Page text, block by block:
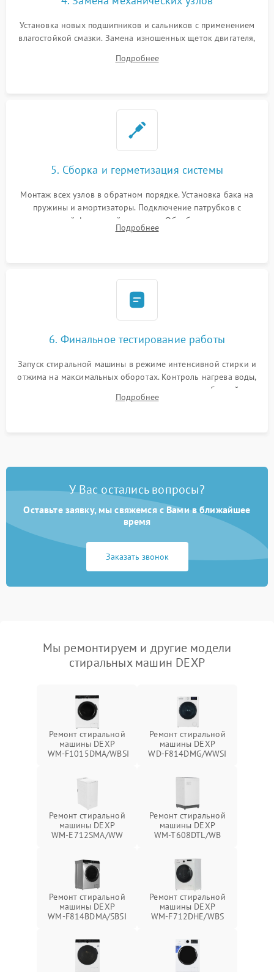
Установка новых подшипников и сальников с применением
влагостойкой смазки. Замена изношенных щеток двигателя,
или поврежденной резиновой манжеты.
Подробнее
5. Сборка и герметизация системы
Монтаж всех узлов в обратном порядке. Установка бака на
пружины и амортизаторы. Подключение патрубков с
надежной фиксацией хомутами. Обработка стыков
герметиком для предотвращения возможных протечек воды.
Подробнее
6. Финальное тестирование работы
Запуск стиральной машины в режиме интенсивной стирки и
отжима на максимальных оборотах. Контроль нагрева воды,
корректности слива, отсутствия излишних вибраций,
посторонних стуков и протечек под корпусом.
Подробнее
У Вас остались вопросы?
Оставьте заявку, мы свяжемся с Вами в ближайшее
время
Заказать звонок
Мы ремонтируем и другие модели
стиральных машин DEXP
Ремонт стиральной
машины DEXP
WM‑F1015DMA/WBSI
Ремонт стиральной
машины DEXP
WD‑F814DMG/WWSI
Ремонт стиральной
машины DEXP
WM‑E712SMA/WW
Ремонт стиральной
машины DEXP
WM‑T608DTL/WB
Ремонт стиральной
машины DEXP
WM‑F814BDMA/SBSI
Ремонт стиральной
машины DEXP
WM‑F712DHE/WBS